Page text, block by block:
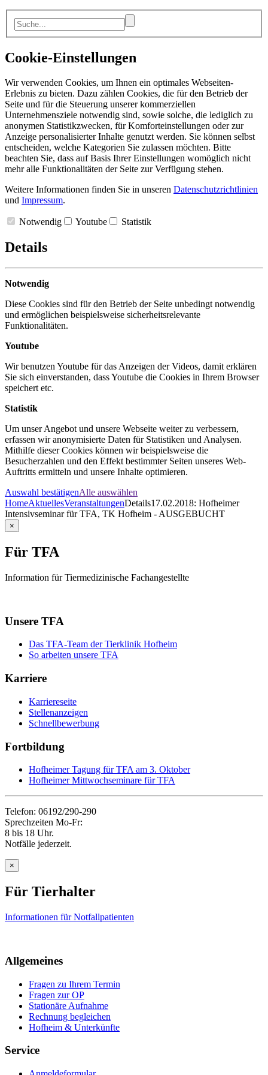
Cookie-Einstellungen
Wir verwenden Cookies, um Ihnen ein optimales Webseiten-
Erlebnis zu bieten. Dazu zählen Cookies, die für den Betrieb der
Seite und für die Steuerung unserer kommerziellen
Unternehmensziele notwendig sind, sowie solche, die lediglich zu
anonymen Statistikzwecken, für Komforteinstellungen oder zur
Anzeige personalisierter Inhalte genutzt werden. Sie können selbst
entscheiden, welche Kategorien Sie zulassen möchten. Bitte
beachten Sie, dass auf Basis Ihrer Einstellungen womöglich nicht
mehr alle Funktionalitäten der Seite zur Verfügung stehen.
Weitere Informationen finden Sie in unseren Datenschutzrichtlinien
und Impressum.
Notwendig Youtube Statistik
Details
Notwendig
Diese Cookies sind für den Betrieb der Seite unbedingt notwendig
und ermöglichen beispielsweise sicherheitsrelevante
Funktionalitäten.
Youtube
Wir benutzen Youtube für das Anzeigen der Videos, damit erklären
Sie sich einverstanden, dass Youtube die Cookies in Ihrem Browser
speichert etc.
Statistik
Um unser Angebot und unsere Webseite weiter zu verbessern,
erfassen wir anonymisierte Daten für Statistiken und Analysen.
Mithilfe dieser Cookies können wir beispielsweise die
Besucherzahlen und den Effekt bestimmter Seiten unseres Web-
Auftritts ermitteln und unsere Inhalte optimieren.
Auswahl bestätigenAlle auswählen
HomeAktuellesVeranstaltungenDetails17.02.2018: Hofheimer
Intensivseminar für TFA, TK Hofheim - AUSGEBUCHT
×
Für TFA
Information für Tiermedizinische Fachangestellte
Unsere TFA
Das TFA-Team der Tierklinik Hofheim
So arbeiten unsere TFA
Karriere
Karriereseite
Stellenanzeigen
Schnellbewerbung
Fortbildung
Hofheimer Tagung für TFA am 3. Oktober
Hofheimer Mittwochseminare für TFA
Telefon: 06192/290-290
Sprechzeiten Mo-Fr:
8 bis 18 Uhr.
Notfälle jederzeit.
×
Für Tierhalter
Informationen für Notfallpatienten
Allgemeines
Fragen zu Ihrem Termin
Fragen zur OP
Stationäre Aufnahme
Rechnung begleichen
Hofheim & Unterkünfte
Service